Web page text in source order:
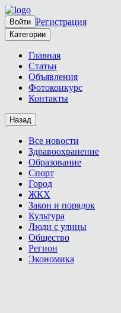
Войти Регистрация
Категории
Главная
Статьи
Объявления
Фотоконкурс
Контакты
Назад
Все новости
Здравоохранение
Образование
Спорт
Город
ЖКХ
Закон и порядок
Культура
Люди с улицы
Общество
Регион
Экономика